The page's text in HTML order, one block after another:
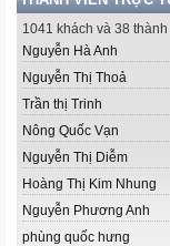
1041 khách và 38 thành
Nguyễn Hà Anh
Nguyễn Thị Thoả
Trần thị Trinh
Nông Quốc Vạn
Nguyễn Thị Diễm
Hoàng Thị Kim Nhung
Nguyễn Phương Anh
phùng quốc hưng